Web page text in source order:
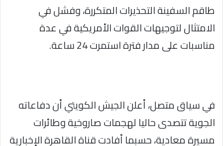
طاقم السفينة التحذيرات المتكررة، وفشل في
الامتثال لتوجيهات القوات الأمريكية في عدة
مناسبات على مدار فترة استمرت 24 ساعة.
في سياق متصل، أعلن الجيش الكويتي أن دفاعاته
الجوية تتصدى حاليا لهجمات صاروخية وطائرات
مسيرة معادية، حسبما أفادت قناة القاهرة الإخبارية